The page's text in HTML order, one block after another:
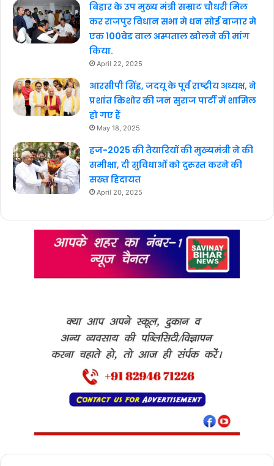
बिहार के उप मुख्य मंत्री सम्राट चौधरी मिल
कर राजपुर विधान सभा मे धन सोई बाजार मे
एक 100वेड वाल अस्पताल खोलने की मांग
किया.
April 22, 2025
आरसीपी सिंह, जदयू के पूर्व राष्ट्रीय अध्यक्ष, ने
प्रशांत किशोर की जन सुराज पार्टी में शामिल
हो गए हैं
May 18, 2025
हज-2025 की तैयारियों की मुख्यमंत्री ने की
समीक्षा, दी सुविधाओं को दुरुस्त करने की
सख्त हिदायत
April 20, 2025